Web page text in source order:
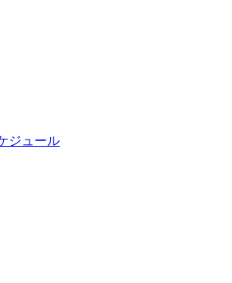
ジュール